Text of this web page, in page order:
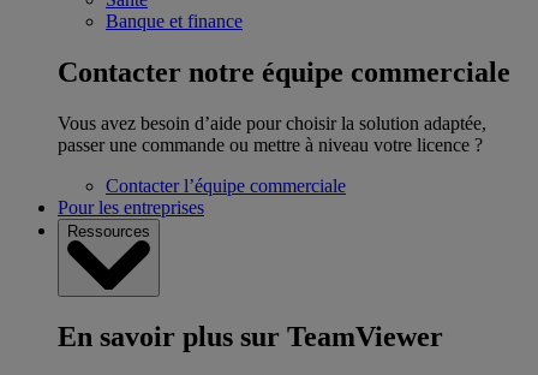
Banque et finance
Contacter notre équipe commerciale
Vous avez besoin d’aide pour choisir la solution adaptée,
passer une commande ou mettre à niveau votre licence ?
Contacter l’équipe commerciale
Pour les entreprises
Ressources
En savoir plus sur TeamViewer